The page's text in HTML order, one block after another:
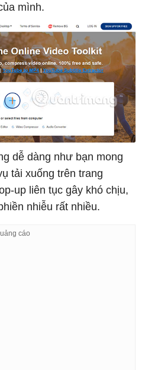
mình.
dễ dàng như bạn mong
tải xuống trên trang
up liên tục gây khó chịu,
nhiễu rất nhiều.